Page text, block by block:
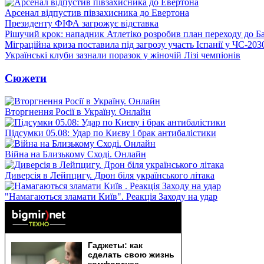
Арсенал відпустив півзахисника до Евертона
Президенту ФІФА загрожує відставка
Рішучий крок: нападник Атлетіко розробив план переходу до
Міграційна криза поставила під загрозу участь Іспанії у ЧС-
Українські клуби зазнали поразок у жіночій Лізі чемпіонів
Сюжети
Вторгнення Росії в Україну. Онлайн
Підсумки 05.08: Удар по Києву і брак антибалістики
Війна на Близькому Сході. Онлайн
Диверсія в Лейпцигу. Дрон біля українського літака
"Намагаються зламати Київ". Реакція Заходу на удар